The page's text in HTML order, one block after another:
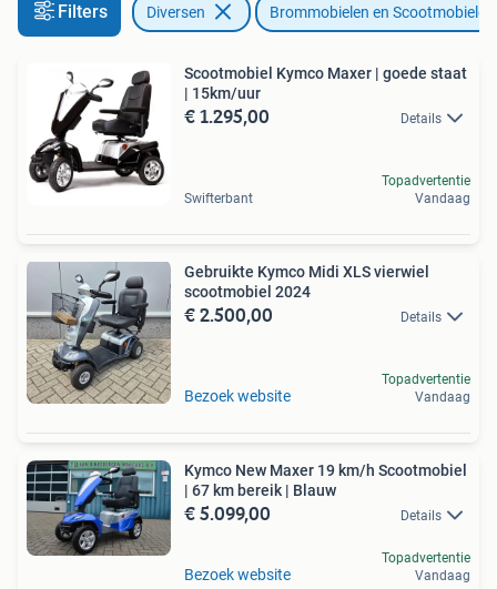
Filters Diversen Brommobielen en Scootmobielen
Scootmobiel Kymco Maxer | goede staat
| 15km/uur
€ 1.295,00 Details
Swifterbant
Topadvertentie
Vandaag
Gebruikte Kymco Midi XLS vierwiel
scootmobiel 2024
€ 2.500,00 Details
Bezoek website
Topadvertentie
Vandaag
Kymco New Maxer 19 km/h Scootmobiel
| 67 km bereik | Blauw
€ 5.099,00 Details
Bezoek website
Topadvertentie
Vandaag